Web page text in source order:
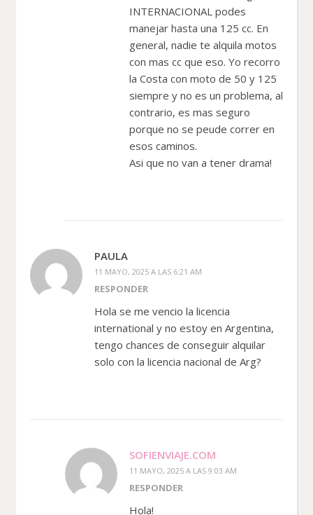
INTERNACIONAL podes
manejar hasta una 125 cc. En
general, nadie te alquila motos
con mas cc que eso. Yo recorro
la Costa con moto de 50 y 125
siempre y no es un problema, al
contrario, es mas seguro
porque no se peude correr en
esos caminos.
Asi que no van a tener drama!
PAULA
11 MAYO, 2025 A LAS 6:21 AM
RESPONDER
Hola se me vencio la licencia
international y no estoy en Argentina,
tengo chances de conseguir alquilar
solo con la licencia nacional de Arg?
SOFIENVIAJE.COM
11 MAYO, 2025 A LAS 9:03 AM
RESPONDER
Hola!